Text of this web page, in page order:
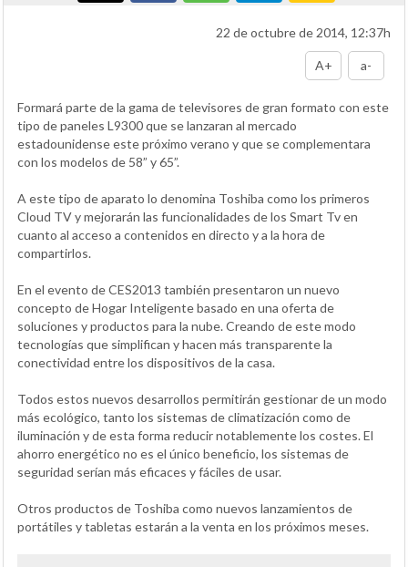
22 de octubre de 2014, 12:37h
A+ a-
Formará parte de la gama de televisores de gran formato con este
tipo de paneles L9300 que se lanzaran al mercado
estadounidense este próximo verano y que se complementara
con los modelos de 58” y 65”.
A este tipo de aparato lo denomina Toshiba como los primeros
Cloud TV y mejorarán las funcionalidades de los Smart Tv en
cuanto al acceso a contenidos en directo y a la hora de
compartirlos.
En el evento de CES2013 también presentaron un nuevo
concepto de Hogar Inteligente basado en una oferta de
soluciones y productos para la nube. Creando de este modo
tecnologías que simplifican y hacen más transparente la
conectividad entre los dispositivos de la casa.
Todos estos nuevos desarrollos permitirán gestionar de un modo
más ecológico, tanto los sistemas de climatización como de
iluminación y de esta forma reducir notablemente los costes. El
ahorro energético no es el único beneficio, los sistemas de
seguridad serían más eficaces y fáciles de usar.
Otros productos de Toshiba como nuevos lanzamientos de
portátiles y tabletas estarán a la venta en los próximos meses.